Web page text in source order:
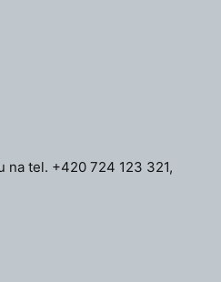
tel. +420 724 123 321,